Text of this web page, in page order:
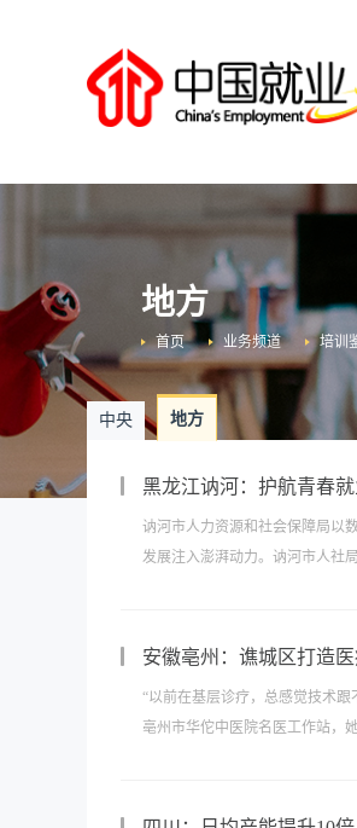
地方
培训
业务频道
首页
中央 地方
黑龙江讷河：护航青春
讷河市人力资源和社会保障局以
发展注入澎湃动力。讷河市人社
安徽亳州：谯城区打造
“以前在基层诊疗，总感觉技术
亳州市华佗中医院名医工作站，